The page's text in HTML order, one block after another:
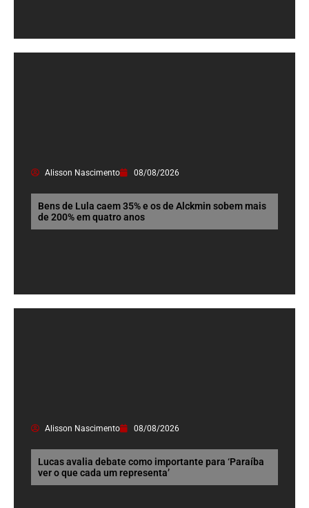
Alisson Nascimento 08/08/2026
Bens de Lula caem 35% e os de Alckmin sobem mais
de 200% em quatro anos
Alisson Nascimento 08/08/2026
Lucas avalia debate como importante para ‘Paraíba
ver o que cada um representa’